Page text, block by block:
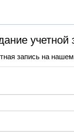
учетной
запись на